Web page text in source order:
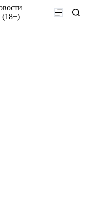
(18+)